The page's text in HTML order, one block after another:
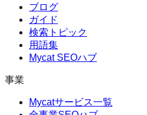
ブログ
ガイド
検索トピック
用語集
Mycat SEOハブ
事業
Mycatサービス一覧